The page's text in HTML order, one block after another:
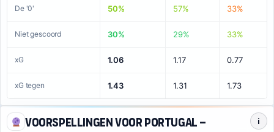
De '0' 50% 57% 33%
Niet gescoord 30% 29% 33%
xG 1.06 1.17 0.77
xG tegen 1.43 1.31 1.73
Voorspellingen voor Portugal –
i